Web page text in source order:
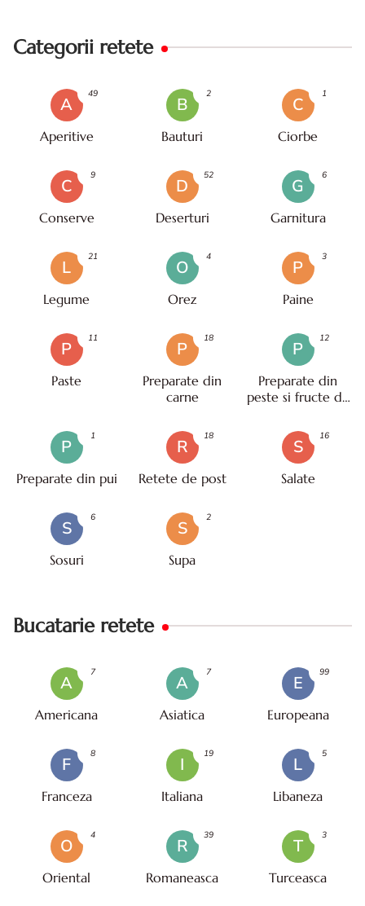
Categorii retete
A
Aperitive
49
B
Bauturi
2
C
Ciorbe
1
C
Conserve
9
D
Deserturi
52
G
Garnitura
6
L
Legume
21
O
Orez
4
P
Paine
3
P
Paste
11
P
Preparate din
carne
18
P
Preparate din
peste si fructe de
12
P
Preparate din pui
1
R
Retete de post
18
S
Salate
16
S
Sosuri
6
S
Supa
2
Bucatarie retete
A
Americana
7
A
Asiatica
7
E
Europeana
99
F
Franceza
8
I
Italiana
19
L
Libaneza
5
O
Oriental
4
R
Romaneasca
39
T
Turceasca
3